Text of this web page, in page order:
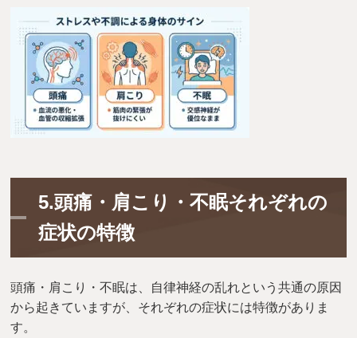
5.頭痛・肩こり・不眠それぞれの
症状の特徴
頭痛・肩こり・不眠は、自律神経の乱れという共通の原因
から起きていますが、それぞれの症状には特徴がありま
す。